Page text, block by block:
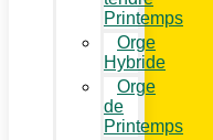
Printemps
Orge
Hybride
Orge
de
Printemps